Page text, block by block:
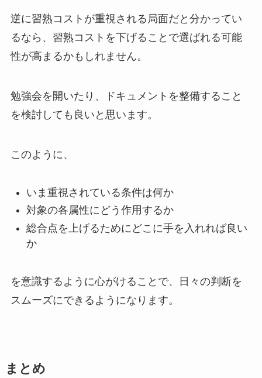
逆に習熟コストが重視される局面だと分かってい
るなら、習熟コストを下げることで選ばれる可能
性が高まるかもしれません。
勉強会を開いたり、ドキュメントを整備すること
を検討しても良いと思います。
このように、
いま重視されている条件は何か
対象の各属性にどう作用するか
総合点を上げるためにどこに手を入れれば良い
か
を意識するように心がけることで、日々の判断を
スムーズにできるようになります。
まとめ